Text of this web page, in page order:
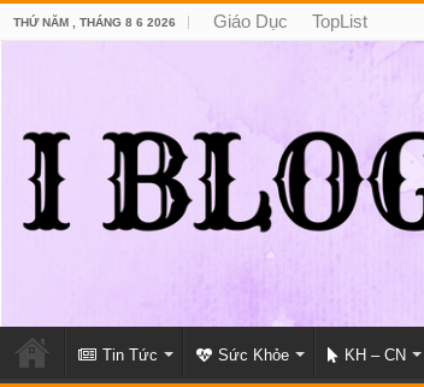
THỨ NĂM , THÁNG 8 6 2026 Giáo Dục TopList
Tin Tức Sức Khỏe KH – CN